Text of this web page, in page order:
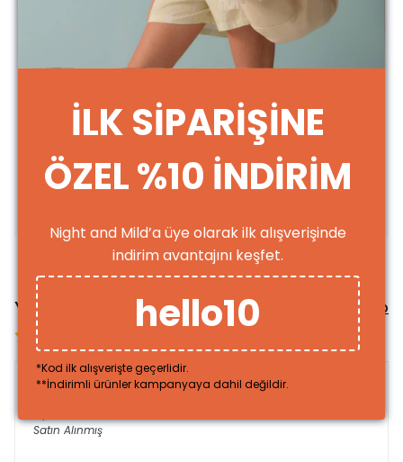
Aldığınız ürünü kullanmadan önce mutlaka yıkayın. Unutmayın ki
üretim esnasında birçok makine ve elden geçiyor
Ters çevirerek yıkayın.
Benzer renkte ürünlerle yıkayın.
Kuru temizleme yapılmaz.
Dünyamızı korumak ve gelecek nesillere daha iyi bir Dünya bırakmak
için üretim esnasında upcycle (ileri dönüşüm) yapmaya önem
verdiğimizi bilmenizi isteriz
Yorumlar Yorum Yap
Satın Alınmış
İLK SİPARİŞİNE
ÖZEL %10 İNDİRİM
Night and Mild’a üye olarak ilk alışverişinde
indirim avantajını keşfet.
hello10
*Kod ilk alışverişte geçerlidir.
**İndirimli ürünler kampanyaya dahil değildir.